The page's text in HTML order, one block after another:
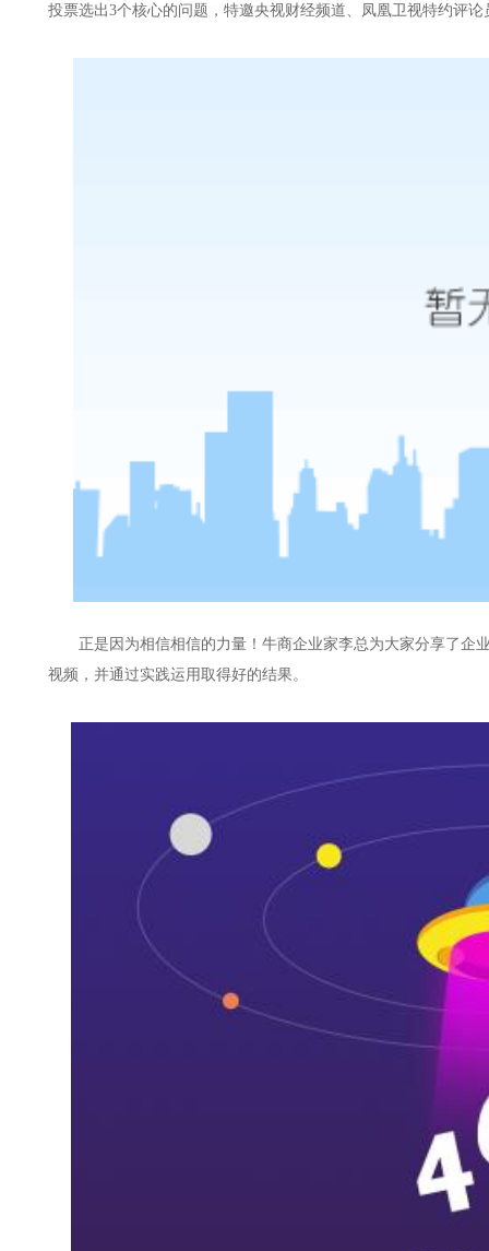
投票选出3个核心的问题，特邀央视财经频道、凤凰卫视特约评
正是因为相信相信的力量！牛商企业家李总为大家分享了企
视频，并通过实践运用取得好的结果。